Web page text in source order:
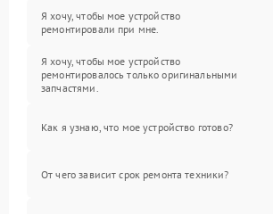
Я хочу, чтобы мое устройство
ремонтировали при мне.
Я хочу, чтобы мое устройство
ремонтировалось только оригинальными
запчастями.
Как я узнаю, что мое устройство готово?
От чего зависит срок ремонта техники?